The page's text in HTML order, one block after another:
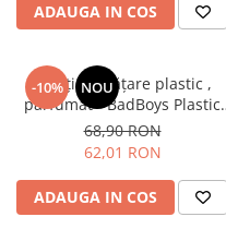
ADAUGA IN COS
-10% NOU
Soluție curățare plastic ,
parfumat - BadBoys Plastic
Cleaner (500ml)
68,90 RON
62,01 RON
ADAUGA IN COS